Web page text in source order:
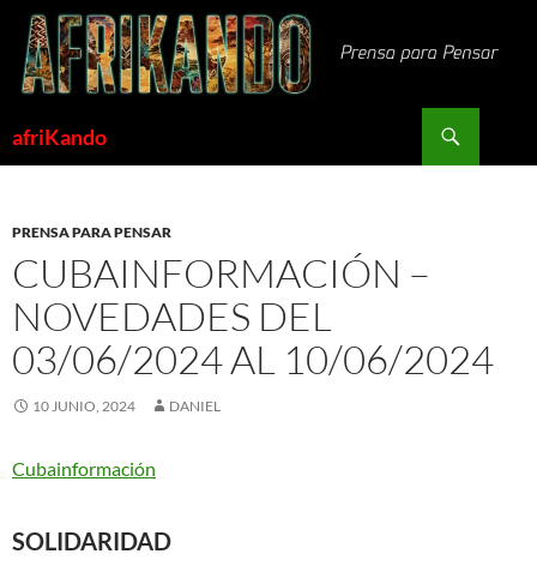
Saltar
contenido
afriKando
PRENSA PARA PENSAR
CUBAINFORMACIÓN –
NOVEDADES DEL
03/06/2024 AL 10/06/2024
10 JUNIO, 2024 DANIEL
Cubainformación
SOLIDARIDAD